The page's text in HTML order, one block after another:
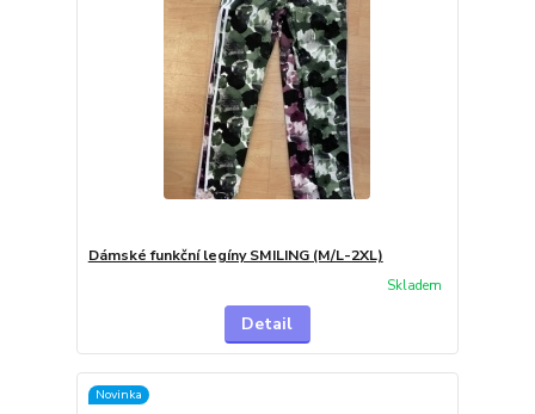
Dámské funkční legíny SMILING (M/L-2XL)
Skladem
Detail
Novinka